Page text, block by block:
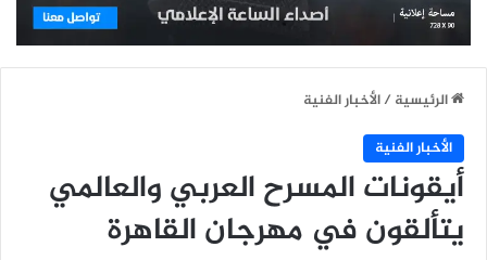
الرئيسية/الأخبار الفنية
الأخبار الفنية
أيقونات المسرح العربي والعالمي
يتألقون في مهرجان القاهرة